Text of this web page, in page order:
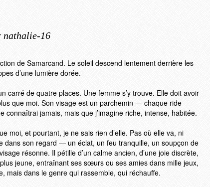
nathalie-16
de Samarcand. Le soleil descend lentement derrière les
d’une lumière dorée.
carré de quatre places. Une femme s’y trouve. Elle doit avoir
que moi. Son visage est un parchemin — chaque ride
connaîtrai jamais, mais que j’imagine riche, intense, habitée.
moi, et pourtant, je ne sais rien d’elle. Pas où elle va, ni
dans son regard — un éclat, un feu tranquille, un soupçon de
résonne. Il pétille d’un calme ancien, d’une joie discrète,
jeune, entraînant ses sœurs ou ses amies dans mille jeux,
mais dans le genre qui rassemble, qui réchauffe.